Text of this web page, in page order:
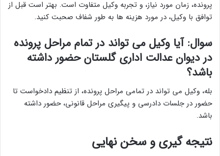
پرونده، زمان مورد نیاز، و تجربه وکیل متفاوت است. بهتر است قبل از
توافق با وکیل، در مورد هزینه ها به طور شفاف صحبت کنید.
سوال: آیا وکیل می تواند در تمام مراحل پرونده
در دیوان عدالت اداری گلستان حضور داشته
باشد؟
بله، وکیل می تواند در تمامی مراحل پرونده، از تنظیم دادخواست تا
حضور در جلسات دادرسی و پیگیری مراحل قانونی، حضور داشته
باشد.
نتیجه گیری و سخن نهایی